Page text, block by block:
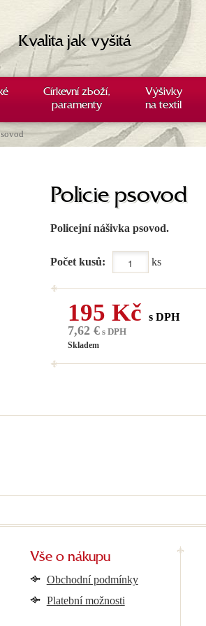
Kvalita jak vyšitá
Policie psovod
Policejní nášivka psovod.
Počet kusů: ks
195 Kč s DPH
7,62 €s DPH
Skladem
Vše o nákupu
Obchodní podmínky
Platební možnosti
Církevní zboží,
paramenty
Výšivky
na textil